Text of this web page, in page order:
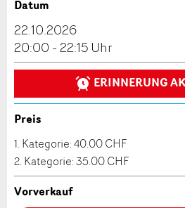
Anzeige
Ihr Feedback wird sehr
Allgemeines Feedback
Anzeige nicht mehr gültig
Anzeige
Empfehlen Sie diese Anzeige
Reservation
Veranstaltungsdatum *:
Vorname / Nachname *:
Datum
22.10.2026
20:00 - 22:15 Uhr
ERINNERUNG
Preis
1. Kategorie: 40.00 CHF
2. Kategorie: 35.00 CHF
Vorverkauf